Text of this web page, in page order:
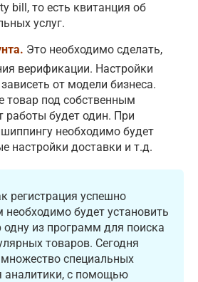
bill, то есть квитанция об
услуг.
Это необходимо сделать,
верификации. Настройки
от модели бизнеса.
товар под собственным
будет один. При
необходимо будет
настройки доставки и т.д.
регистрация успешно
необходимо будет установить
из программ для поиска
товаров. Сегодня
множество специальных
аналитики, с помощью